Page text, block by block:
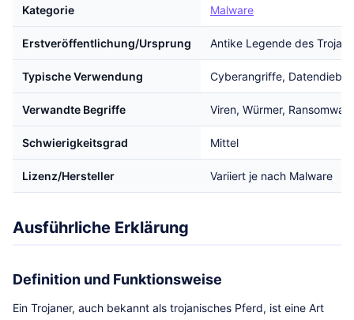
Kategorie Malware
Erstveröffentlichung/Ursprung Antike Legende des
Typische Verwendung Cyberangriffe,
Verwandte Begriffe Viren, Würmer, Ransomware
Schwierigkeitsgrad Mittel
Lizenz/Hersteller Variiert je nach Malware
Ausführliche Erklärung
Definition und Funktionsweise
Ein Trojaner, auch bekannt als trojanisches Pferd, ist eine Art